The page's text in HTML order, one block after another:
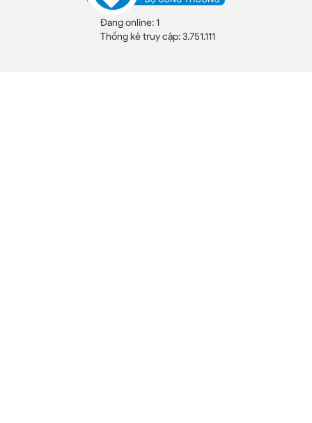
Đang online: 1
Thống kê truy cập: 3.751.111